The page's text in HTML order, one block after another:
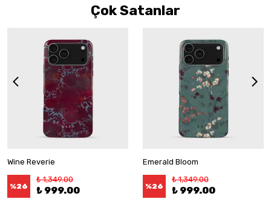
Çok Satanlar
Wine Reverie
%26
₺ 1,349.00
₺ 999.00
Emerald Bloom
%26
₺ 1,349.00
₺ 999.00